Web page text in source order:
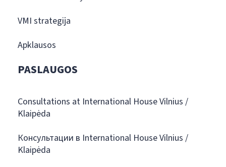
VMI strategija
Apklausos
PASLAUGOS
Consultations at International House Vilnius /
Klaipėda
Консультации в International House Vilnius /
Klaipėda